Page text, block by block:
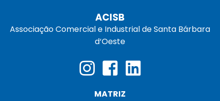
ACISB
Associação Comercial e Industrial de Santa Bárbara
d‘Oeste
MATRIZ